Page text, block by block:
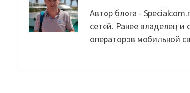
Автор блога -
сетей. Ранее владелец и
операторов мобильной